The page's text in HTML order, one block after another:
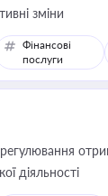
зміни
Фінансові
послуги
діяльності